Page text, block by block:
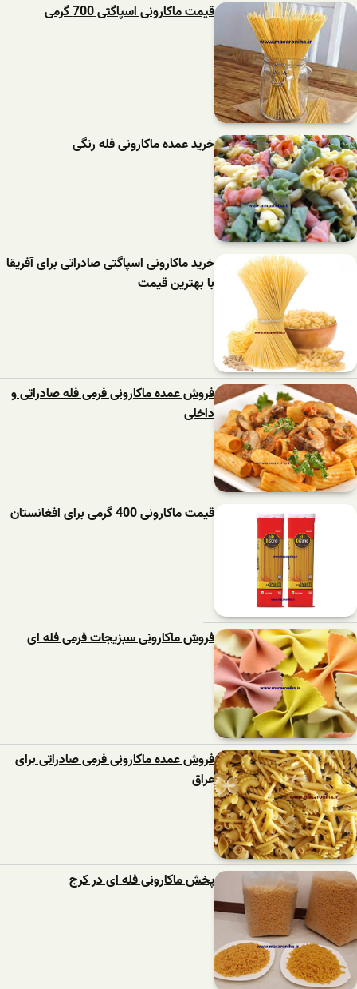
قیمت ماکارونی اسپاگتی 700 گرمی
خرید عمده ماکارونی فله رنگی
خرید ماکارونی اسپاگتی صادراتی برای آفریقا
با بهترین قیمت
فروش عمده ماکارونی فرمی فله صادراتی و
داخلی
قیمت ماکارونی 400 گرمی برای افغانستان
فروش ماکارونی سبزیجات فرمی فله ای
فروش عمده ماکارونی فرمی صادراتی برای
عراق
پخش ماکارونی فله ای در کرج